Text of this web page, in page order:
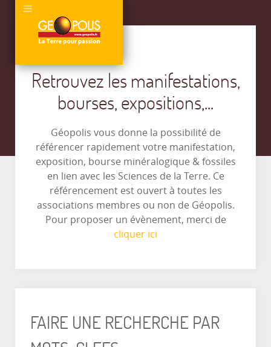
Retrouvez les manifestations,
bourses, expositions,...
Géopolis vous donne la possibilité de
référencer rapidement votre manifestation,
exposition, bourse minéralogique & fossiles
en lien avec les Sciences de la Terre. Ce
référencement est ouvert à toutes les
associations membres ou non de Géopolis.
Pour proposer un évènement, merci de
cliquer ici
FAIRE UNE RECHERCHE PAR